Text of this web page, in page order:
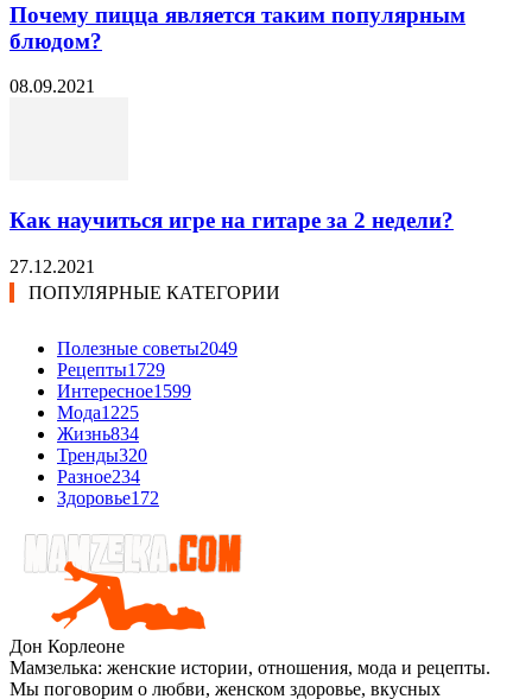
Почему пицца является таким популярным
блюдом?
08.09.2021
Как научиться игре на гитаре за 2 недели?
27.12.2021
ПОПУЛЯРНЫЕ КАТЕГОРИИ
Полезные советы2049
Рецепты1729
Интересное1599
Мода1225
Жизнь834
Тренды320
Разное234
Здоровье172
Дон Корлеоне
Мамзелька: женские истории, отношения, мода и рецепты.
Мы поговорим о любви, женском здоровье, вкусных